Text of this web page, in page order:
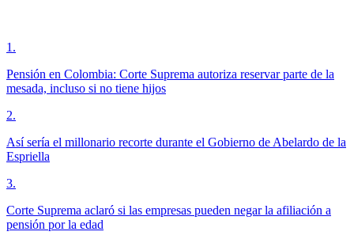
1 .
Pensión en Colombia: Corte Suprema autoriza reservar parte de la
mesada, incluso si no tiene hijos
2.
Así sería el millonario recorte durante el Gobierno de Abelardo de la
Espriella
3.
Corte Suprema aclaró si las empresas pueden negar la afiliación a
pensión por la edad